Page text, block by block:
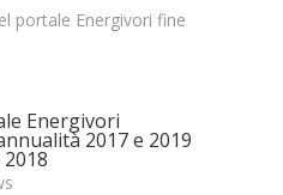
portale Energivori fine
Energivori
2017 e 2019